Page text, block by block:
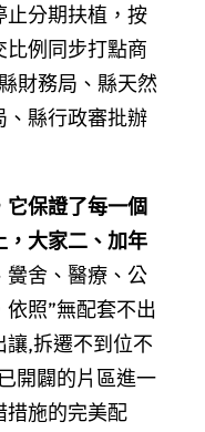
止分期扶植，按
例同步打點商
財務局、縣天然
、縣行政審批辦
保證了每一個
，大家二、加年
黌舍、醫療、公
照”無配套不出
,拆遷不到位不
開闢的片區進一
措施的完美配